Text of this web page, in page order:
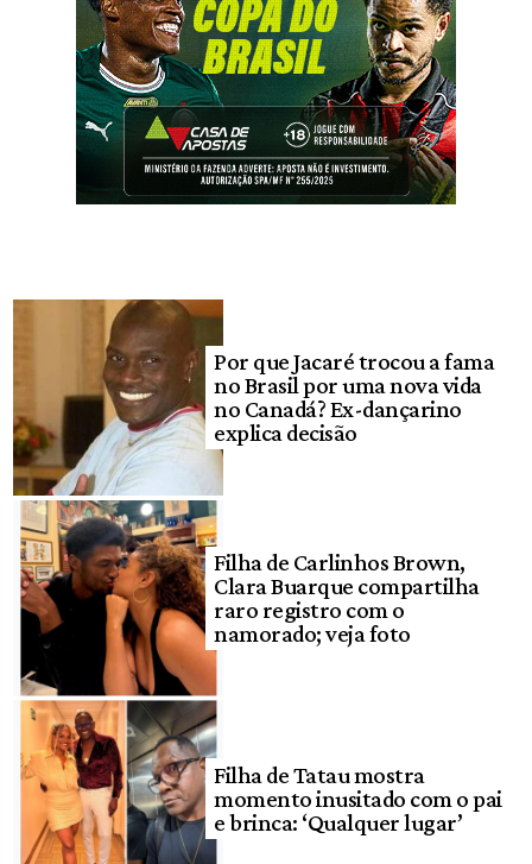
Por que Jacaré trocou a fama
no Brasil por uma nova vida
no Canadá? Ex-dançarino
explica decisão
Filha de Carlinhos Brown,
Clara Buarque compartilha
raro registro com o
namorado; veja foto
Filha de Tatau mostra
momento inusitado com o pai
e brinca: ‘Qualquer lugar’